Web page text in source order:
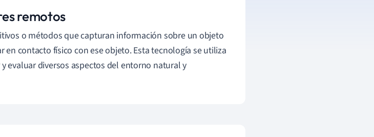
remotos
o métodos que capturan información sobre un objeto
en contacto físico con ese objeto. Esta tecnología se utiliza
evaluar diversos aspectos del entorno natural y